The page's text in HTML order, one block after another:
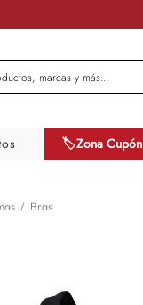
marcas y más...
🏷️Zona Cupón
Bras